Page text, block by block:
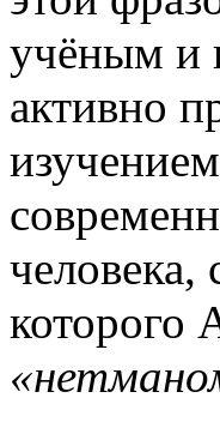
учёным и
активно
человека,
которого